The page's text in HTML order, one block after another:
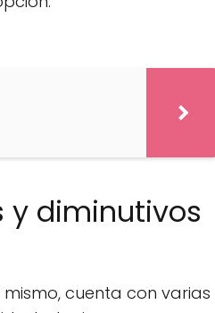
y diminutivos
cuenta con varias